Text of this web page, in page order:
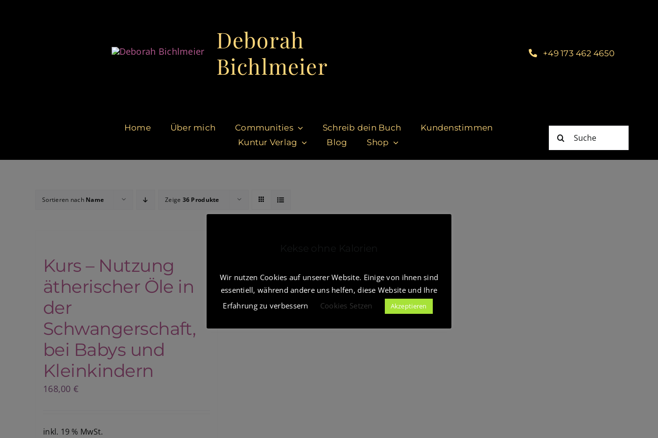
Deborah
Bichlmeier
+49 173 462 4650
Home Über mich Communities Schreib dein Buch
Kundenstimmen
Kuntur Verlag
Blog Shop
Suche
nach:
Sortieren nach Name Zeige 36 Produkte
Kurs – Nutzung
ätherischer Öle in
der
Schwangerschaft,
bei Babys und
Kleinkindern
168,00 €
inkl. 19 % MwSt.
Wir nutzen Cookies auf unserer Website. Einige von ihnen sind
essentiell, während andere uns helfen, diese Website und Ihre
Erfahrung zu verbessern
Cookies Setzen Akzeptieren